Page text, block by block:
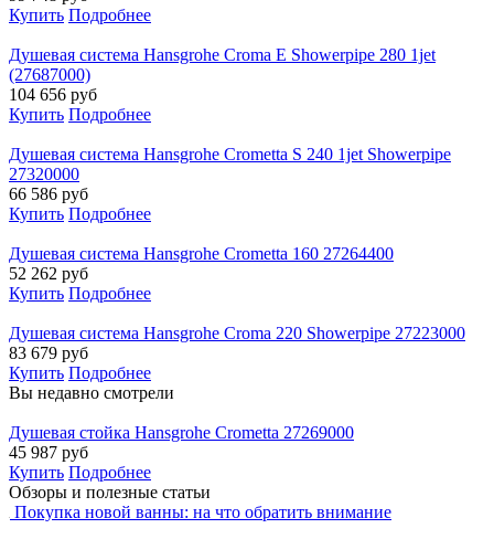
Купить Подробнее
Душевая система Hansgrohe Croma E Showerpipe 280 1jet
(27687000)
104 656 руб
Купить Подробнее
Душевая система Hansgrohe Crometta S 240 1jet Showerpipe
27320000
66 586 руб
Купить Подробнее
Душевая система Hansgrohe Crometta 160 27264400
52 262 руб
Купить Подробнее
Душевая система Hansgrohe Croma 220 Showerpipe 27223000
83 679 руб
Купить Подробнее
Вы недавно смотрели
Душевая стойка Hansgrohe Crometta 27269000
45 987 руб
Купить Подробнее
Обзоры и полезные статьи
Покупка новой ванны: на что обратить внимание